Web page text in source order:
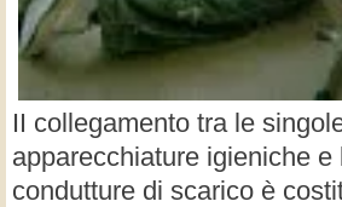
II collegamento tra le
apparecchiature igieniche e
condutture di scarico è